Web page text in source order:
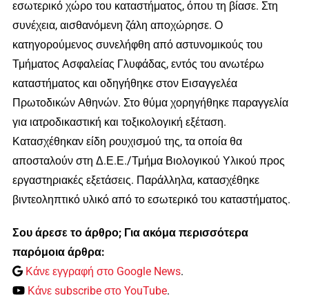
εσωτερικό χώρο του καταστήματος, όπου τη βίασε. Στη
συνέχεια, αισθανόμενη ζάλη αποχώρησε. Ο
κατηγορούμενος συνελήφθη από αστυνομικούς του
Τμήματος Ασφαλείας Γλυφάδας, εντός του ανωτέρω
καταστήματος και οδηγήθηκε στον Εισαγγελέα
Πρωτοδικών Αθηνών. Στο θύμα χορηγήθηκε παραγγελία
για ιατροδικαστική και τοξικολογική εξέταση.
Κατασχέθηκαν είδη ρουχισμού της, τα οποία θα
αποσταλούν στη Δ.Ε.Ε./Τμήμα Βιολογικού Υλικού προς
εργαστηριακές εξετάσεις. Παράλληλα, κατασχέθηκε
βιντεοληπτικό υλικό από το εσωτερικό του καταστήματος.
Σου άρεσε το άρθρο; Για ακόμα περισσότερα
παρόμοια άρθρα:
Κάνε εγγραφή στο Google News.
Κάνε subscribe στο YouTube.